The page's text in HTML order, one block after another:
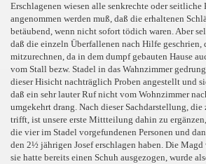
Erschlagenen wiesen alle senkrechte oder
angenommen werden muß, daß die erhaltenen
betäubend, wenn nicht sofort tödich waren. Aber
daß die einzeln Überfallenen nach Hilfe geschrien,
mitzurechnen, da in dem dumpf gebauten Hause
vom Stall bezw. Stadel in das Wahnzimmer
dieser Hisicht nachträglich Proben angestellt und
daß ein sehr lauter Ruf nicht vom Wohnzimmer
umgekehrt drang. Nach dieser Sachdarstellung,
trifft, ist unsere erste Mittteilung dahin zu
die vier im Stadel vorgefundenen Personen und
den 2½ jährigen Josef erschlagen haben. Die Magd
sie hatte bereits einen Schuh ausgezogen, wurde